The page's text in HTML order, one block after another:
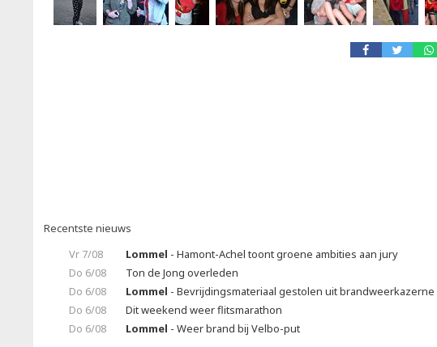
Recentste nieuws
Vr 7/08
Lommel - Hamont-Achel toont groene ambities aan jury
Do 6/08
Ton de Jong overleden
Do 6/08
Lommel - Bevrijdingsmateriaal gestolen uit brandweerkazerne
Do 6/08
Dit weekend weer flitsmarathon
Do 6/08
Lommel - Weer brand bij Velbo-put